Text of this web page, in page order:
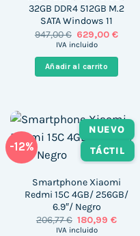
32GB DDR4 512GB M.2
SATA Windows 11
947,00€ El
precio
era:
947,00 €.
629,00€El
es:
IVA incluido
Añadir al carrito
-12%
NUEVO
TÁCTIL
Smartphone Xiaomi
Redmi 15C 4GB/ 256GB/
6.9″/ Negro
206,77€ El
precio
180,99€El
IVA incluido